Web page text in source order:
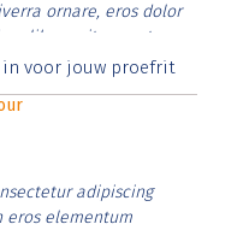
ornare, eros dolor
libero vitae erat.
id rutrum lorem
in voor jouw proefrit
adipiscing
eros elementum